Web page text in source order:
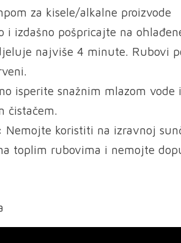
za kisele/alkalne proizvode
i izdašno pošpricajte na
najviše 4 minute. Rubovi
isperite snažnim mlazom vode
čistačem.
Nemojte koristiti na izravnoj
toplim rubovima i nemojte